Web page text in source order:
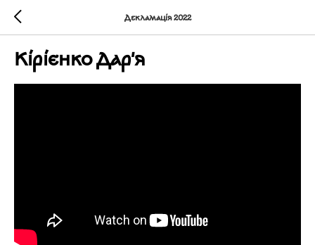
Декламація 2022
Кірієнко Дар'я